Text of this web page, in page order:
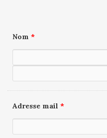
Nom *
Adresse mail *